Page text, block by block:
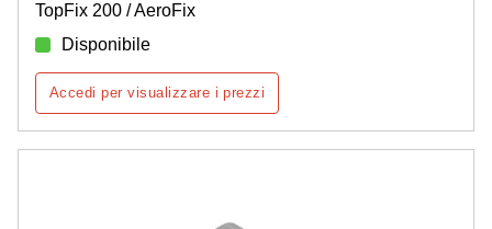
TopFix 200 / AeroFix
Disponibile
Accedi per visualizzare i prezzi